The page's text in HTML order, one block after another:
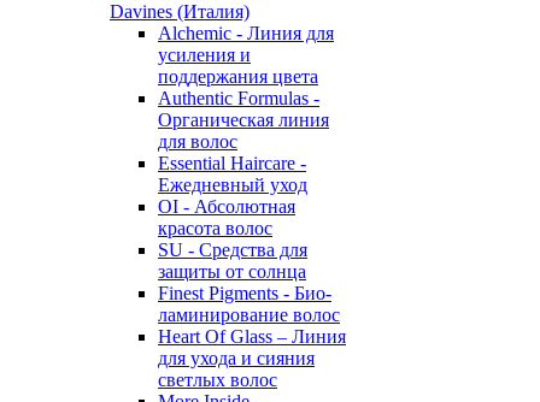
Davines (Италия)
Alchemic - Линия для
усиления и
поддержания цвета
Authentic Formulas -
Органическая линия
для волос
Essential Haircare -
Eжедневный уход
OI - Абсолютная
красота волос
SU - Средства для
защиты от солнца
Finest Pigments - Био-
ламинирование волос
Heart Of Glass – Линия
для ухода и сияния
светлых волос